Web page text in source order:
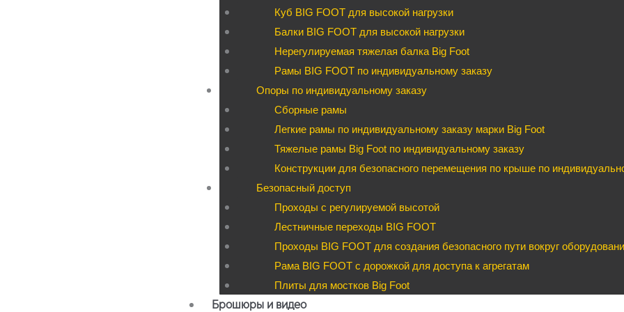
Куб BIG FOOT для высокой нагрузки
Балки BIG FOOT для высокой нагрузки
Нерегулируемая тяжелая балка Big Foot
Рамы BIG FOOT по индивидуальному заказу
Опоры по индивидуальному заказу
Сборные рамы
Легкие рамы по индивидуальному заказу марки Big Foot
Тяжелые рамы Big Foot по индивидуальному заказу
Конструкции для безопасного перемещения по крыше по
Безопасный доступ
Проходы с регулируемой высотой
Лестничные переходы BIG FOOT
Проходы BIG FOOT для создания безопасного пути вокруг
Рама BIG FOOT с дорожкой для доступа к агрегатам
Плиты для мостков Big Foot
Брошюры и видео